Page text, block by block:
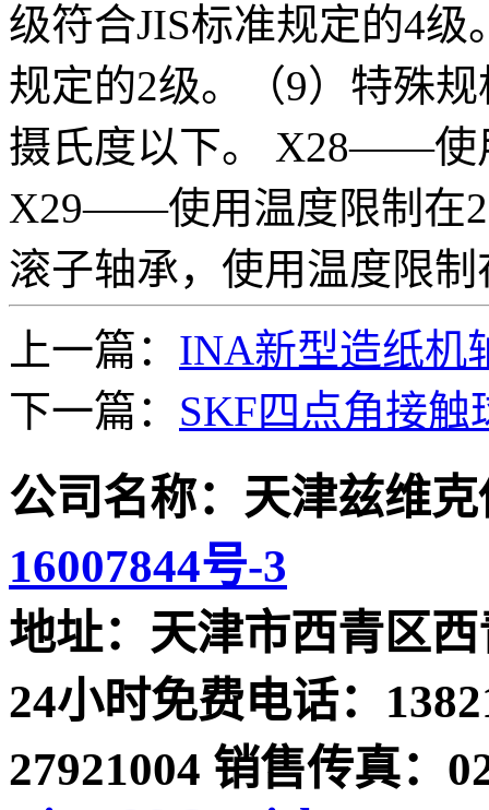
级符合JIS标准规定的4
规定的2级。（9）特殊
摄氏度以下。 X28——使
X29——使用温度限制在
滚子轴承，使用温度限
上一篇： INA新型造纸机
下一篇： SKF四点角接
公司名称：天津兹维
16007844号-3
地址：天津市西青区西
24小时免费电话：
27921004 销售传真：